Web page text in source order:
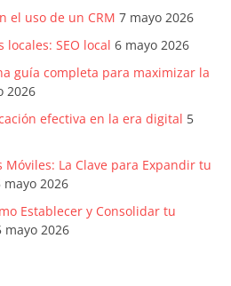
el uso de un CRM 7 mayo 2026
SEO local 6 mayo 2026
guía completa para maximizar la
2026
efectiva en la era digital 5
La Clave para Expandir tu
mayo 2026
Establecer y Consolidar tu
mayo 2026